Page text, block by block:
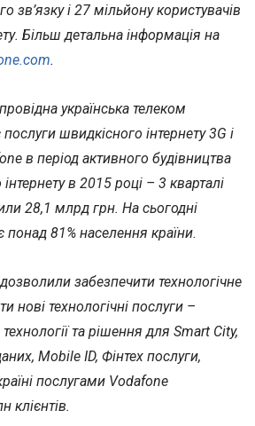
зв’язку і 27 мільйону користувачів
Більш детальна інформація на
.
українська телеком
швидкісного інтернету 3G і
в період активного будівництва
в 2015 році – 3 кварталі
28,1 млрд грн. На сьогодні
81% населення країни.
дозволили забезпечити технологічне
нові технологічні послуги –
та рішення для Smart City,
Mobile ID, Фінтех послуги,
послугами Vodafone
клієнтів.